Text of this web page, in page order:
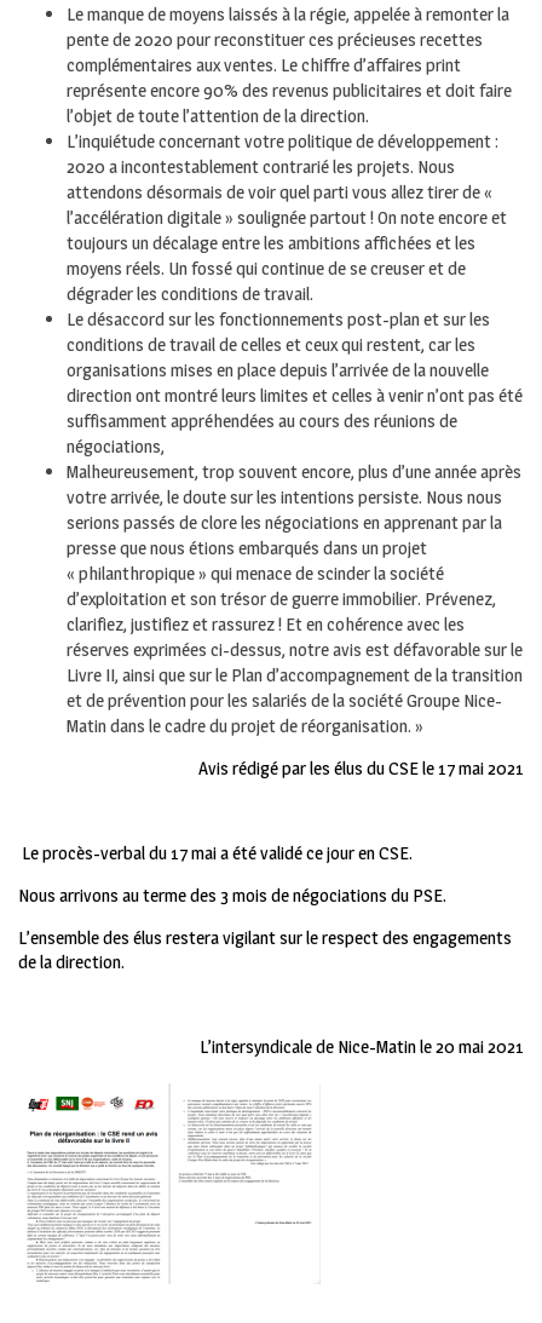
Le manque de moyens laissés à la régie, appelée à remonter la
pente de 2020 pour reconstituer ces précieuses recettes
complémentaires aux ventes. Le chiffre d’affaires print
représente encore 90% des revenus publicitaires et doit faire
l’objet de toute l’attention de la direction.
L’inquiétude concernant votre politique de développement :
2020 a incontestablement contrarié les projets. Nous
attendons désormais de voir quel parti vous allez tirer de «
l’accélération digitale » soulignée partout ! On note encore et
toujours un décalage entre les ambitions affichées et les
moyens réels. Un fossé qui continue de se creuser et de
dégrader les conditions de travail.
Le désaccord sur les fonctionnements post-plan et sur les
conditions de travail de celles et ceux qui restent, car les
organisations mises en place depuis l’arrivée de la nouvelle
direction ont montré leurs limites et celles à venir n’ont pas été
suffisamment appréhendées au cours des réunions de
négociations,
Malheureusement, trop souvent encore, plus d’une année après
votre arrivée, le doute sur les intentions persiste. Nous nous
serions passés de clore les négociations en apprenant par la
presse que nous étions embarqués dans un projet
« philanthropique » qui menace de scinder la société
d’exploitation et son trésor de guerre immobilier. Prévenez,
clarifiez, justifiez et rassurez ! Et en cohérence avec les
réserves exprimées ci-dessus, notre avis est défavorable sur le
Livre II, ainsi que sur le Plan d’accompagnement de la transition
et de prévention pour les salariés de la société Groupe Nice-
Matin dans le cadre du projet de réorganisation. »
Avis rédigé par les élus du CSE le 17 mai 2021
Le procès-verbal du 17 mai a été validé ce jour en CSE.
Nous arrivons au terme des 3 mois de négociations du PSE.
L’ensemble des élus restera vigilant sur le respect des engagements
de la direction.
L’intersyndicale de Nice-Matin le 20 mai 2021